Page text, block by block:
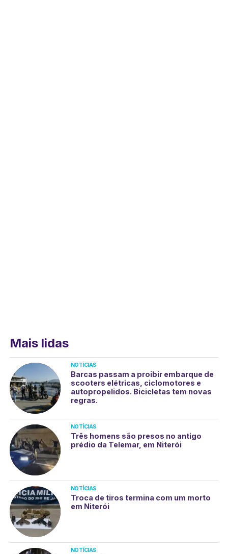
Mais lidas
NOTÍCIAS
Barcas passam a proibir embarque de
scooters elétricas, ciclomotores e
autopropelidos. Bicicletas tem novas
regras.
NOTÍCIAS
Três homens são presos no antigo
prédio da Telemar, em Niterói
NOTÍCIAS
Troca de tiros termina com um morto
em Niterói
NOTÍCIAS